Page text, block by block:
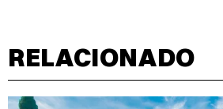
RELACIONADO